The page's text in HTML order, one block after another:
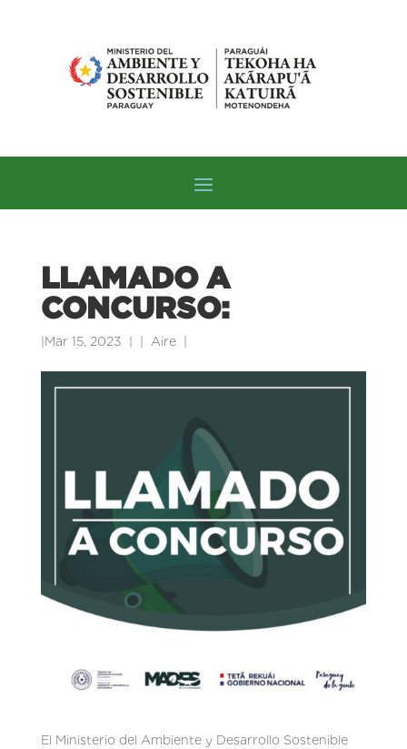
LLAMADO A
CONCURSO:
Mar 15, 2023 Aire
El Ministerio del Ambiente y Desarrollo Sostenible